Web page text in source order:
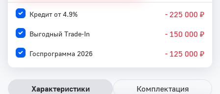
Кредит от 4.9% - 225 000 ₽
Выгодный Trade-In - 150 000 ₽
Госпрограмма 2026 - 125 000 ₽
Характеристики Комплектация